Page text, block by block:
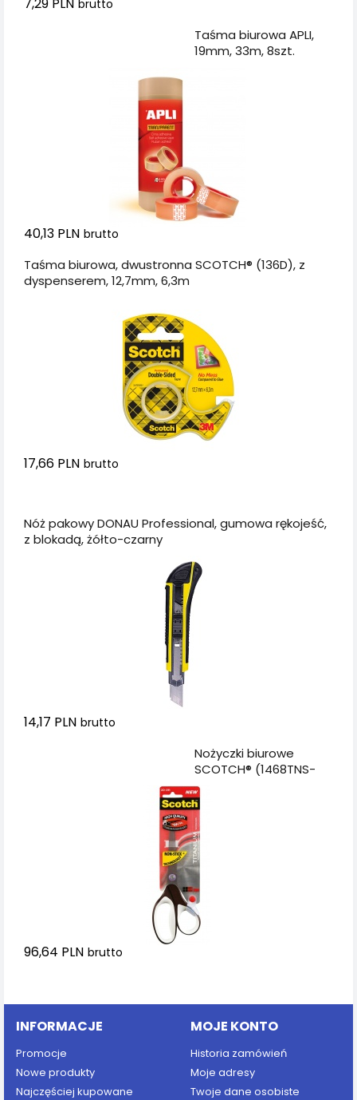
brutto
Taśma biurowa APLI,
19mm, 33m, 8szt.
40,13 PLN brutto
Taśma biurowa, dwustronna SCOTCH® (136D), z
dyspenserem, 12,7mm, 6,3m
17,66 PLN brutto
Nóż pakowy DONAU Professional, gumowa rękojeść,
z blokadą, żółto-czarny
14,17 PLN brutto
Nożyczki biurowe
SCOTCH® (1468TNS-
MIX), tytanowe, 20cm,
czarno-szare
96,64 PLN brutto
INFORMACJE
Promocje
Nowe produkty
Najczęściej kupowane
MOJE KONTO
Historia zamówień
Moje adresy
Twoje dane osobiste